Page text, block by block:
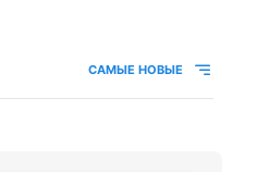
САМЫЕ НОВЫЕ